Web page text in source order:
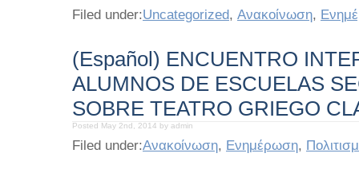
Filed under:Uncategorized, Ανακοίνωση,
(Español) ENCUENTRO
ALUMNOS DE ESCUELAS
SOBRE TEATRO GRIEGO
Posted May 2nd, 2014 by admin
Filed under:Ανακοίνωση, Ενημέρωση,